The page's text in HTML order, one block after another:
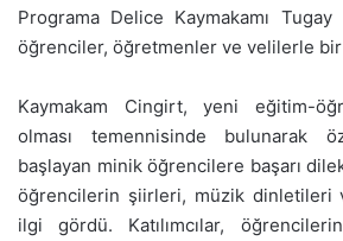
Programa Delice Kaymakamı
öğrenciler, öğretmenler ve velilerle
Kaymakam Cingirt, yeni eğitim-
olması temennisinde bulunarak
başlayan minik öğrencilere başarı
öğrencilerin şiirleri, müzik dinletileri
ilgi gördü. Katılımcılar,